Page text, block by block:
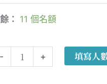
： 11 個名額
- + 填寫人